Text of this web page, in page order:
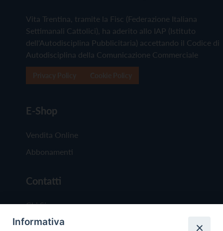
Vita Trentina, tramite la Fisc (Federazione Italiana
Settimanali Cattolici), ha aderito allo IAP (Istituto
dell'Autodisciplina Pubblicitaria) accettando il Codice di
Autodisciplina della Comunicazione Commerciale
E-Shop
Vendita Online
Abbonamenti
Contatti
Chi Siamo
Redazione
Informativa